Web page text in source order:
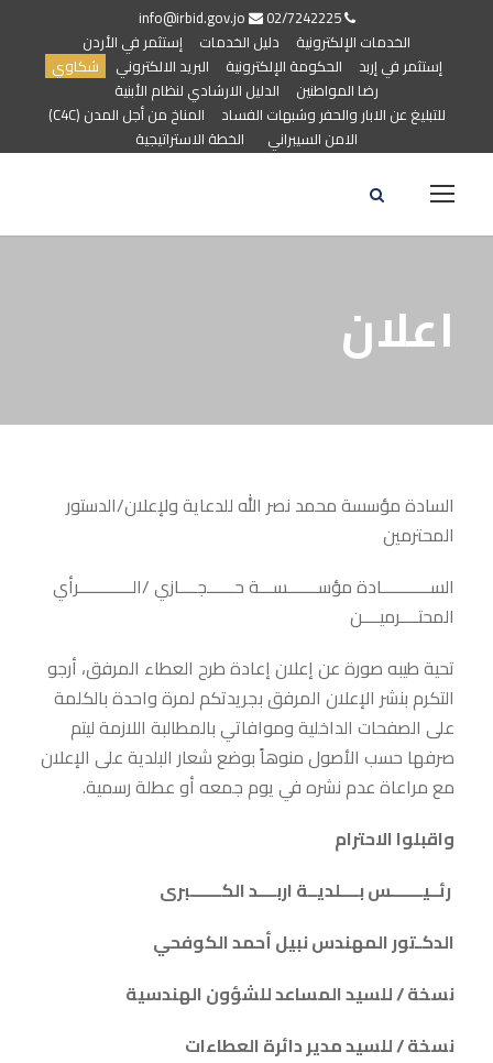
02/7242225
الخدمات الإلكترونية
دليل الخدمات
إستثمر في الأردن
إستثمر في إربد
الحكومة الإلكترونية البريد الالكتروني
شكاوي
رضا المواطنين
الدليل الارشادي لنظام الأبنية
للتبليغ عن الابار والحفر وشبهات الفساد
المناخ من أجل المدن (C4C)
الامن السيبراني
الخطة الاستراتيجية
اعلان
السادة مؤسسة محمد نصر الله للدعاية ولإعلان/الدستور
المحترمين
الســـــــــــادة مؤســـــــســـة حــــــجــــازي /الــــــــــــرأي
المحتــــرميــــن
تحية طيبه صورة عن إعلان إعادة طرح العطاء المرفق، أرجو
التكرم بنشر الإعلان المرفق بجريدتكم لمرة واحدة بالكلمة
على الصفحات الداخلية وموافاتي بالمطالبة اللازمة ليتم
صرفها حسب الأصول منوهاً بوضع شعار البلدية على الإعلان
مع مراعاة عدم نشره في يوم جمعه أو عطلة رسمية.
واقبلوا الاحترام
رئــيـــــــس بــــلديــة اربــــد الكـــــــبرى
الدكـتور المهندس نبيل أحمد الكوفحي
نسخة / للسيد المساعد للشؤون الهندسية
نسخة / للسيد مدير دائرة العطاءات